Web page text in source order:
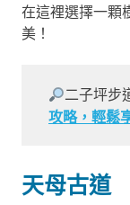
在這裡選擇一顆
美！
二子坪步
攻略，輕鬆
天母古道